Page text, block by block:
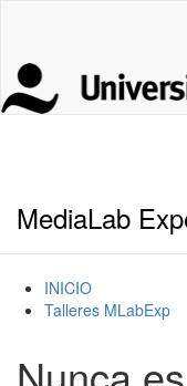
MediaLab
INICIO
Talleres MLabExp